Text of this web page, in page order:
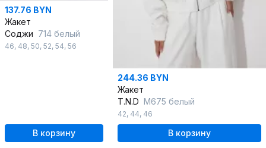
137.76 BYN
Жакет
Соджи 714 белый
46, 48, 50, 52, 54, 56
В корзину
244.36 BYN
Жакет
T.N.D М675 белый
42, 44, 46
В корзину